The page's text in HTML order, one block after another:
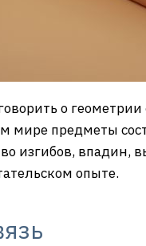
о
мире предметы
изгибов, впадин,
опыте.